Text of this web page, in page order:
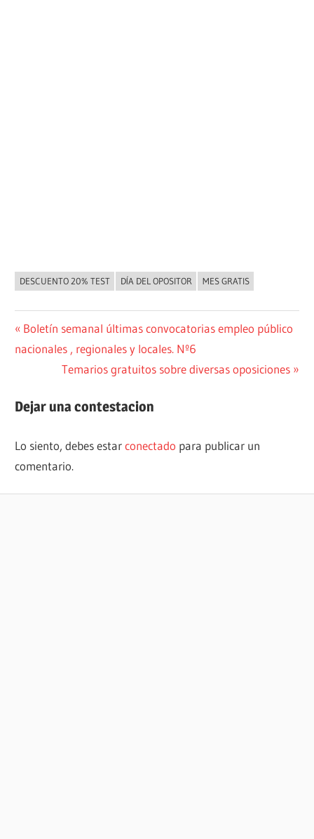
NOVEDADES
DESCUENTO 20% TEST DÍA DEL OPOSITOR MES GRATIS
Navegación
de
Entrada
anterior:
Boletín semanal últimas convocatorias empleo público
nacionales , regionales y locales. Nº6
Siguiente
Temarios gratuitos sobre diversas oposiciones
Dejar una contestacion
Lo siento, debes estarconectado para publicar un
comentario.